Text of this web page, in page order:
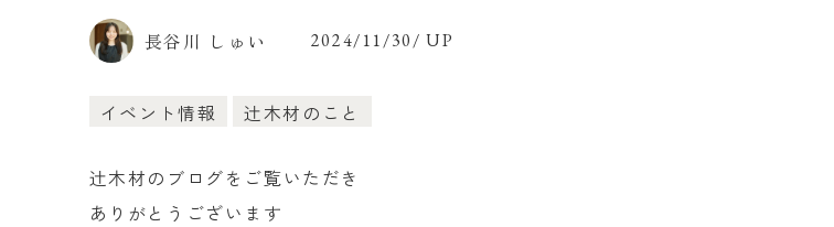
長谷川 しゅい 2024/11/30/ UP
イベント情報 辻木材のこと
辻木材のブログをご覧いただき
ありがとうございます